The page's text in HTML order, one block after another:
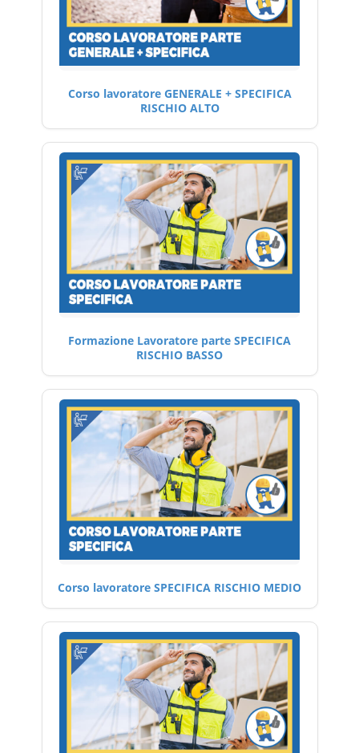
Corso lavoratore GENERALE + SPECIFICA
RISCHIO ALTO
Formazione Lavoratore parte SPECIFICA
RISCHIO BASSO
Corso lavoratore SPECIFICA RISCHIO MEDIO